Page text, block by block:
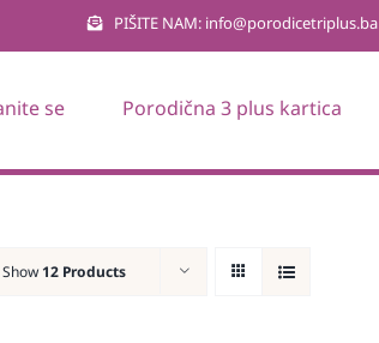
PIŠITE NAM: info@porodicetriplus.ba
se Porodična 3 plus kartica
Show 12 Products